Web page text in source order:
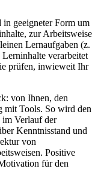
in geeigneter Form um
zur Arbeitsweise
Lernaufgaben (z.
verarbeitet
prüfen, inwieweit Ihr
von Ihnen, den
mit Tools. So wird den
im Verlauf der
Kenntnisstand und
von
Positive
für den